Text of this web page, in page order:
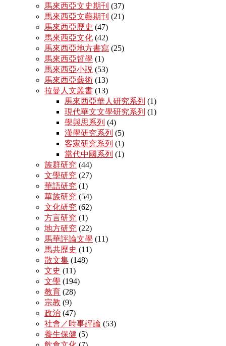
馬來西亞文史期刊 (37)
馬來西亞文藝期刊 (21)
馬來西亞歷史 (47)
馬來西亞文化 (42)
馬來西亞地方書寫 (25)
馬來西亞哲學 (1)
馬來西亞小説 (53)
馬來西亞藝術 (13)
拉曼人文叢書 (13)
馬來西亞華人研究系列 (1)
現代華文文學研究系列 (1)
學與思系列 (4)
漢學研究系列 (5)
客家研究系列 (1)
當代中國系列 (1)
族群研究 (44)
文學研究 (27)
華語研究 (1)
華族研究 (54)
文化研究 (62)
方言研究 (1)
地方研究 (22)
馬華評論文學 (11)
馬共歷史 (11)
散文集 (148)
文史 (11)
文學 (194)
教育 (28)
宗教 (9)
政治 (47)
社會／時事評論 (53)
養生保健 (5)